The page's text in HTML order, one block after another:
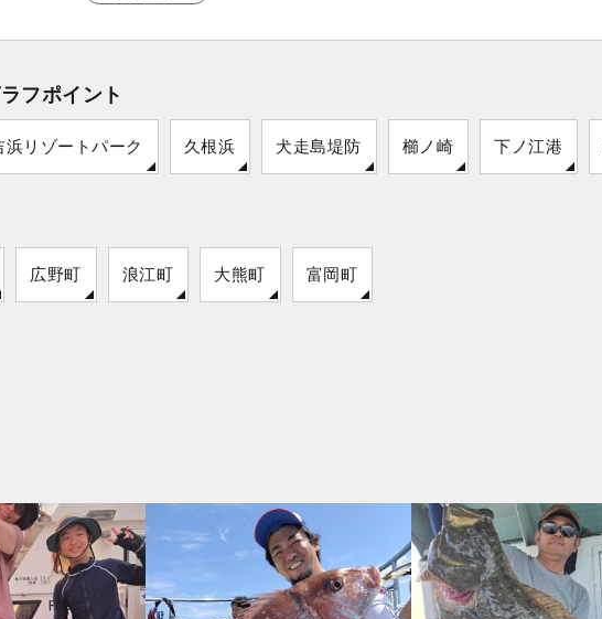
フポイント
浜リゾートパーク 久根浜 犬走島堤防 櫛ノ崎 下ノ江港
広野町 浪江町 大熊町 富岡町